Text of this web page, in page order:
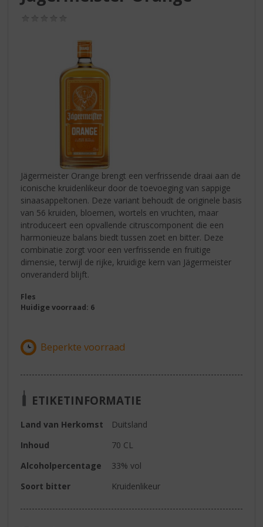
Jägermeister Orange brengt een verfrissende draai aan de
iconische kruidenlikeur door de toevoeging van sappige
sinaasappeltonen. Deze variant behoudt de originele basis
van 56 kruiden, bloemen, wortels en vruchten, maar
introduceert een opvallende citruscomponent die een
harmonieuze balans biedt tussen zoet en bitter. Deze
combinatie zorgt voor een verfrissende en fruitige
dimensie, terwijl de rijke, kruidige kern van Jägermeister
onveranderd blijft.
Fles
Huidige voorraad: 6
ETIKETINFORMATIE
Land van Herkomst
Duitsland
Inhoud
70 CL
Alcoholpercentage
33% vol
Soort bitter
Kruidenlikeur